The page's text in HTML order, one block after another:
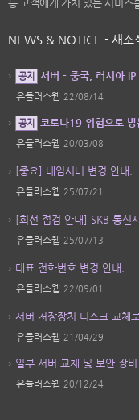
NEWS & NOTICE - 새소
공지 서버 - 중국, 러시아 IP
유플러스웹 22/08/14
공지 코로나19 위험으로
유플러스웹 20/03/08
[중요] 네임서버 변경 안내.
유플러스웹 25/07/21
[회선 점검 안내] SKB 통신
유플러스웹 25/07/13
대표 전화번호 변경 안내.
유플러스웹 22/09/01
서버 저장장치 디스크 교체
유플러스웹 21/04/29
일부 서버 교체 및 보안 장비
유플러스웹 20/12/24